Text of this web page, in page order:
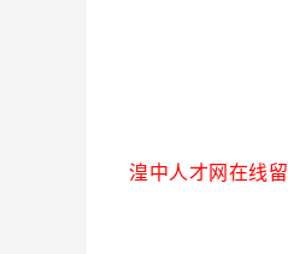
湟中人才网在线